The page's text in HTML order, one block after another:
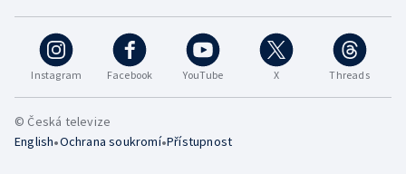
Instagram Facebook YouTube X Threads
© Česká televize
English•Ochrana soukromí•Přístupnost